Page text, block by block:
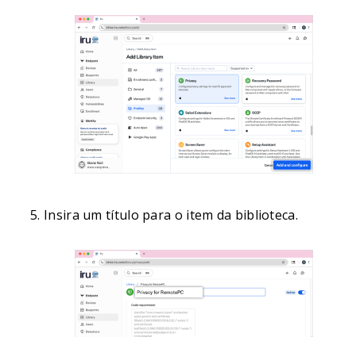
Insira um título para o item da biblioteca.